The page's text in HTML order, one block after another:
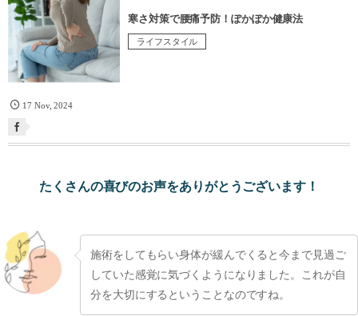
寒さ対策で腰痛予防！ぽかぽか健康法
ライフスタイル
17 Nov,2024
たくさんの喜びのお声をありがとうございます！
施術をしてもらい身体が緩んでくると今まで見過ご
していた感覚に気づくようになりました。これが自
分を大切にするということなのですね。